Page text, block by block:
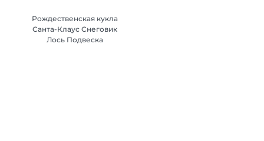
Рождественская кукла
Санта-Клаус Снеговик
Лось Подвеска